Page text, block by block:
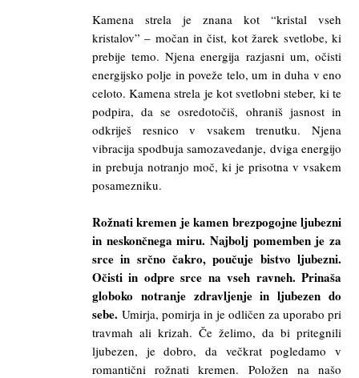
Kamena strela je znana kot “kristal vseh
kristalov” – močan in čist, kot žarek svetlobe, ki
prebije temo. Njena energija razjasni um, očisti
energijsko polje in poveže telo, um in duha v eno
celoto. Kamena strela je kot svetlobni steber, ki te
podpira, da se osredotočiš, ohraniš jasnost in
odkriješ resnico v vsakem trenutku. Njena
vibracija spodbuja samozavedanje, dviga energijo
in prebuja notranjo moč, ki je prisotna v vsakem
posamezniku.
Rožnati kremen je kamen brezpogojne ljubezni
in neskončnega miru. Najbolj pomemben je za
srce in srčno čakro, poučuje bistvo ljubezni.
Očisti in odpre srce na vseh ravneh. Prinaša
globoko notranje zdravljenje in ljubezen do
sebe. Umirja, pomirja in je odličen za uporabo pri
travmah ali krizah. Če želimo, da bi pritegnili
ljubezen, je dobro, da večkrat pogledamo v
romantični rožnati kremen. Položen na našo